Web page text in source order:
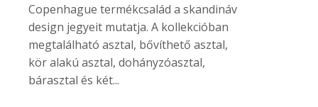
Copenhague termékcsalád a skandináv
design jegyeit mutatja. A kollekcióban
megtalálható asztal, bővíthető asztal,
kör alakú asztal, dohányzóasztal,
bárasztal és két...